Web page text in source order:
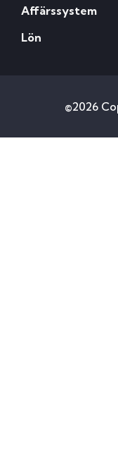
Affärssystem
Lön
©2026